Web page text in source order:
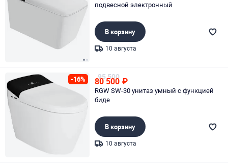
подвесной электронный
В корзину
10 августа
-16% 95 500
80 500 ₽
RGW SW-30 унитаз умный с функцией
биде
В корзину
10 августа